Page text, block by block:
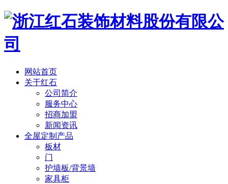
网站首页
关于红石
公司简介
服务中心
招商加盟
新闻资讯
全屋定制产品
板材
门
护墙板/背景墙
家具柜